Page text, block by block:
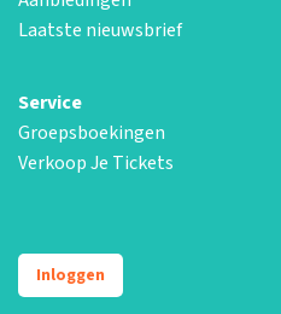
Laatste nieuwsbrief
Service
Groepsboekingen
Verkoop Je Tickets
Inloggen